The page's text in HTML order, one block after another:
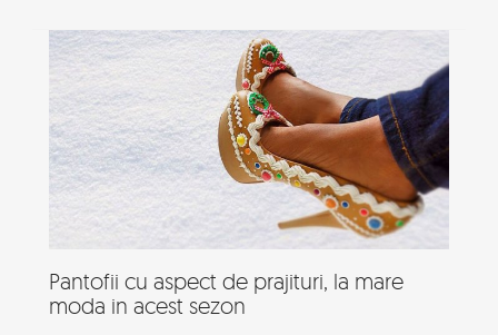
Pantofii cu aspect de prajituri, la mare
moda in acest sezon